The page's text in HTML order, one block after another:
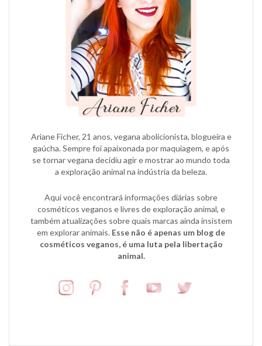
Ariane Ficher, 21 anos, vegana abolicionista, blogueira e
gaúcha. Sempre foi apaixonada por maquiagem, e após
se tornar vegana decidiu agir e mostrar ao mundo toda
a exploração animal na indústria da beleza.
Aqui você encontrará informações diárias sobre
cosméticos veganos e livres de exploração animal, e
também atualizações sobre quais marcas ainda insistem
em explorar animais. Esse não é apenas um blog de
cosméticos veganos, é uma luta pela libertação
animal.